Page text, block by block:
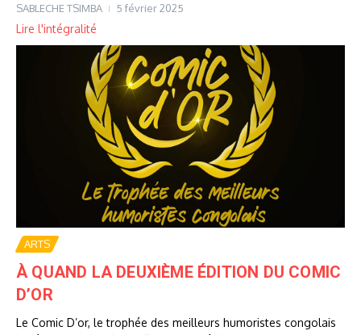
SABLECHE TSIMBA 5 février 2025
Lire l'intégralité
ARTS
À QUAND LA DEUXIÈME ÉDITION DU COMIC
D’OR
Le Comic D’or, le trophée des meilleurs humoristes congolais